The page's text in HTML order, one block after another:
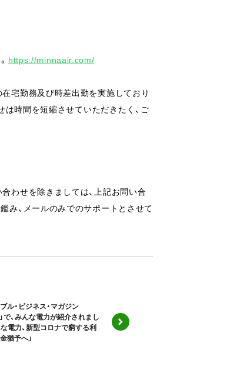
https://minnaair.com/
宅勤務及び時差出勤を実施しており
は時間を短縮させていただきたく、ご
わせを除きましては、上記お問い合
み、メールのみでのサポートとさせて
ル・ビジネス・マガジン
で、みんな電力が紹介されまし
な電力、新型コロナで窮する利
猶予へ」